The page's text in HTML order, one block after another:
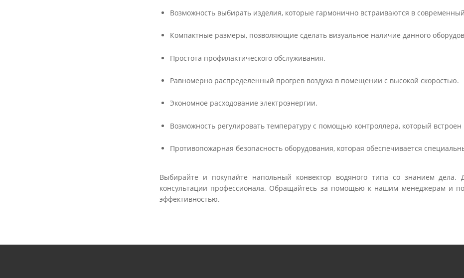
Возможность выбирать изделия, которые гармонично встраиваются в
Компактные размеры, позволяющие сделать визуальное наличие данного
Простота профилактического обслуживания.
Равномерно распределенный прогрев воздуха в помещении с высокой скоростью.
Экономное расходование электроэнергии.
Возможность регулировать температуру с помощью контроллера, который
Противопожарная безопасность оборудования, которая обеспечивается
Выбирайте и покупайте напольный конвектор водяного типа со знанием дела.
консультации профессионала. Обращайтесь за помощью к нашим менеджерам и
эффективностью.